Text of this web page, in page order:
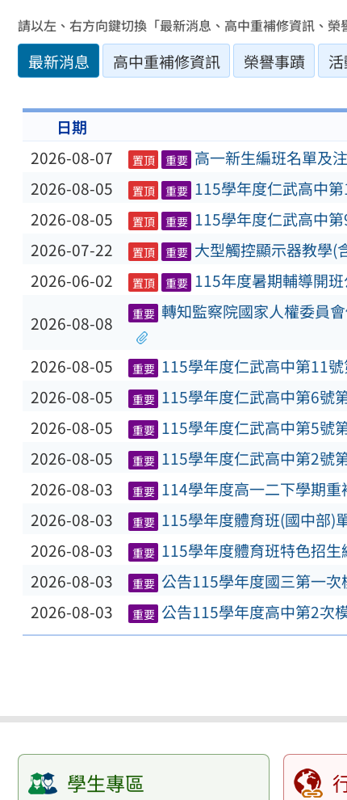
請以左、右方向鍵切換「最新消息、高中重補修資訊、
最新消息 高中重補修資訊 榮譽事蹟
日期
2026-08-07
置頂 重要 高一新生編班名單及
2026-08-05 置頂 重要 115學年度仁武高中
2026-08-05 置頂 重要 115學年度仁武高中
2026-07-22 置頂 重要 大型觸控顯示器教學(
2026-06-02 置頂 重要 115年度暑期輔導開
2026-08-08 重要 轉知監察院國家人權委員
2026-08-05 重要 115學年度仁武高中第11
2026-08-05 重要 115學年度仁武高中第6號
2026-08-05 重要 115學年度仁武高中第5號
2026-08-05 重要 115學年度仁武高中第2號
2026-08-03 重要 114學年度高一二下學期重
2026-08-03 重要 115學年度體育班(國中部)
2026-08-03 重要 115學年度體育班特色招
2026-08-03 重要 公告115學年度國三第一次
2026-08-03 重要 公告115學年度高中第2次
學生專區